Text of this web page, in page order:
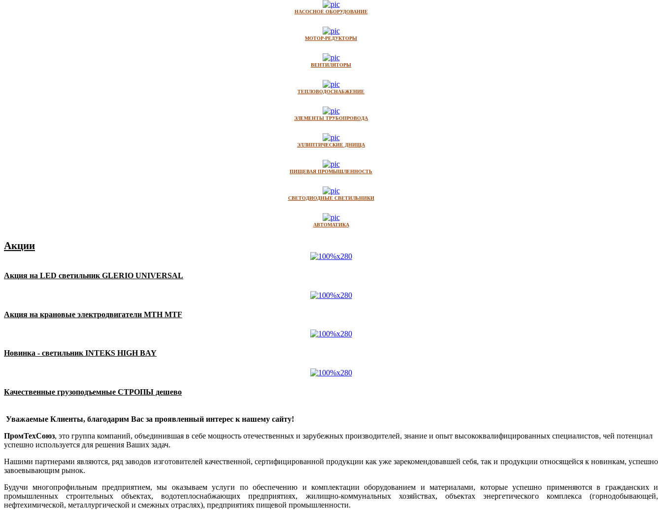
НАСОСНОЕ ОБОРУДОВАНИЕ
МОТОР-РЕДУКТОРЫ
ВЕНТИЛЯТОРЫ
ТЕПЛОВОДОСНАБЖЕНИЕ
ЭЛЕМЕНТЫ ТРУБОПРОВОДА
ЭЛЛИПТИЧЕСКИЕ ДНИЩА
ПИЩЕВАЯ ПРОМЫШЛЕННОСТЬ
СВЕТОДИОДНЫЕ СВЕТИЛЬНИКИ
АВТОМАТИКА
Акции
Акция на LED светильник GLERIO UNIVERSAL
Акция на крановые электродвигатели MTH MTF
Новинка - светильник INTEKS HIGH BAY
Качественные грузоподъемные СТРОПЫ дешево
Уважаемые Клиенты, благодарим Вас за проявленный интерес к нашему сайту!
ПромТехСоюз, это группа компаний, объединившая в себе мощность отечественных и зарубежных производителей, знание и опыт высококвалифицированных специалистов, чей потенциал
успешно используется для решения Ваших задач.
Нашими партнерами являются, ряд заводов изготовителей качественной, сертифицированной продукции как уже зарекомендовавшей себя, так и продукции относящейся к новинкам, успешно
завоевывающим рынок.
Будучи многопрофильным предприятием, мы оказываем услуги по обеспечению и комплектации оборудованием и материалами, которые успешно применяются в гражданских и
промышленных строительных объектах, водотеплоснабжающих предприятиях, жилищно-коммунальных хозяйствах, объектах энергетического комплекса (горнодобывающей,
нефтехимической, металлургической и смежных отраслях), предприятиях пищевой промышленности.